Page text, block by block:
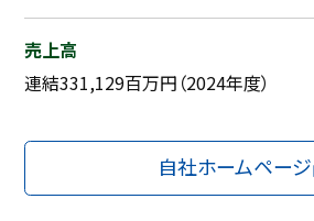
売上高
連結331,129百万円（2024年度）
自社ホームページ